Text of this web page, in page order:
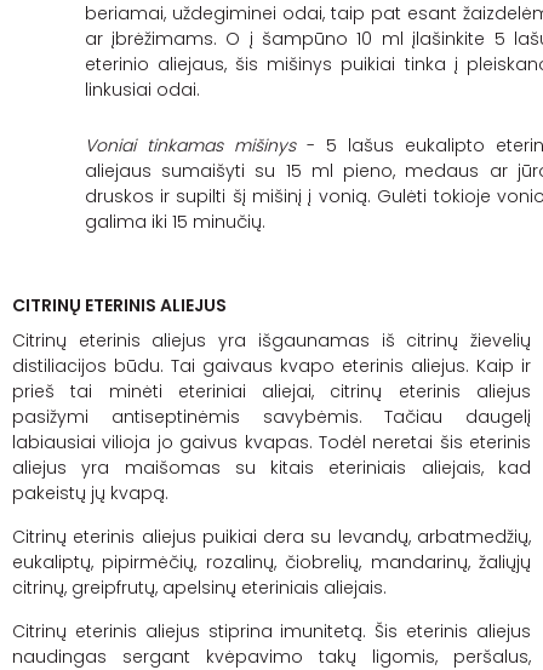
beriamai, uždegiminei odai, taip pat esant
ar įbrėžimams. O į šampūno 10 ml įlašinkite 5
eterinio aliejaus, šis mišinys puikiai tinka į
linkusiai odai.
Voniai tinkamas mišinys - 5 lašus eukalipto
aliejaus sumaišyti su 15 ml pieno, medaus ar
druskos ir supilti šį mišinį į vonią. Gulėti tokioje
galima iki 15 minučių.
CITRINŲ ETERINIS ALIEJUS
Citrinų eterinis aliejus yra išgaunamas iš citrinų žievelių
distiliacijos būdu. Tai gaivaus kvapo eterinis aliejus. Kaip ir
prieš tai minėti eteriniai aliejai, citrinų eterinis aliejus
pasižymi antiseptinėmis savybėmis. Tačiau daugelį
labiausiai vilioja jo gaivus kvapas. Todėl neretai šis eterinis
aliejus yra maišomas su kitais eteriniais aliejais, kad
pakeistų jų kvapą.
Citrinų eterinis aliejus puikiai dera su levandų, arbatmedžių,
eukaliptų, pipirmėčių, rozalinų, čiobrelių, mandarinų, žaliųjų
citrinų, greipfrutų, apelsinų eteriniais aliejais.
Citrinų eterinis aliejus stiprina imunitetą. Šis eterinis aliejus
naudingas sergant kvėpavimo takų ligomis, peršalus,